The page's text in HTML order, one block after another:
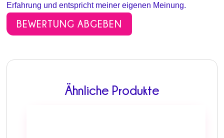
Erfahrung und entspricht meiner eigenen Meinung.
BEWERTUNG ABGEBEN
Ähnliche Produkte